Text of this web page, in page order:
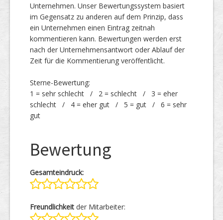
Unternehmen. Unser Bewertungssystem basiert
im Gegensatz zu anderen auf dem Prinzip, dass
ein Unternehmen einen Eintrag zeitnah
kommentieren kann. Bewertungen werden erst
nach der Unternehmensantwort oder Ablauf der
Zeit für die Kommentierung veröffentlicht.
Sterne-Bewertung:
1 = sehr schlecht / 2 = schlecht / 3 = eher
schlecht / 4 = eher gut / 5 = gut / 6 = sehr
gut
Bewertung
Gesamteindruck:
Freundlichkeit der Mitarbeiter: